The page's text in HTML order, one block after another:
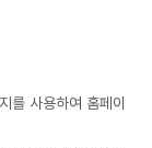
를 사용하여 홈페이